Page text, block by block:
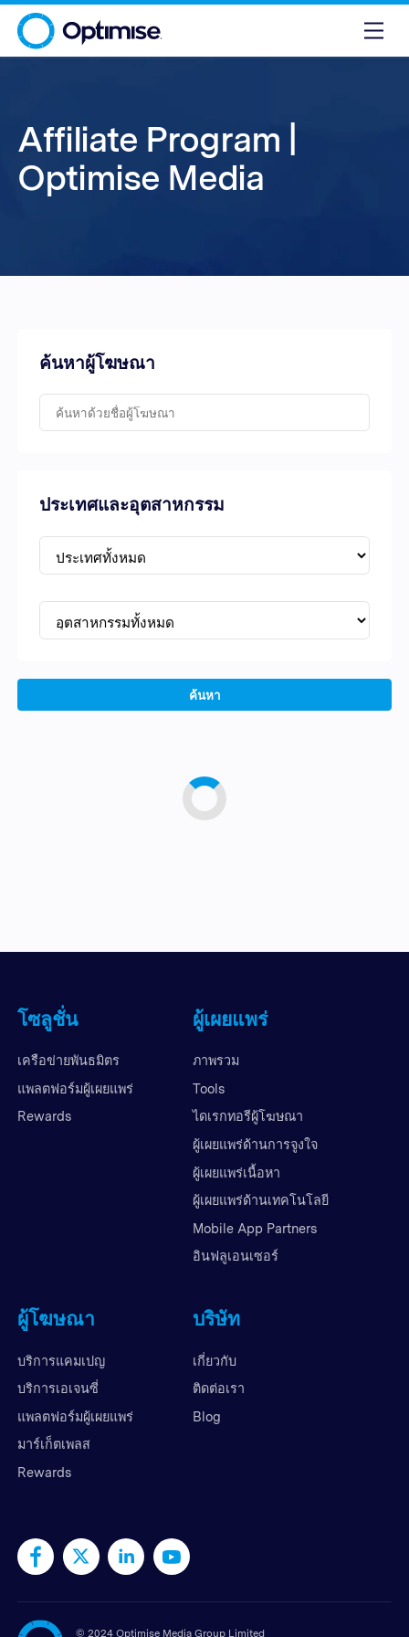
Affiliate Program |
Optimise Media
ค้นหาผู้โฆษณา
ประเทศและอุตสาหกรรม
ค้นหา
โซลูชั่น
เครือข่ายพันธมิตร
แพลตฟอร์มผู้เผยแพร่
Rewards
ผู้เผยแพร่
ภาพรวม
Tools
ไดเรกทอรีผู้โฆษณา
ผู้เผยแพร่ด้านการจูงใจ
ผู้เผยแพร่เนื้อหา
ผู้เผยแพร่ด้านเทคโนโลยี
Mobile App Partners
อินฟลูเอนเซอร์
ผู้โฆษณา
บริการแคมเปญ
บริการเอเจนซี่
แพลตฟอร์มผู้เผยแพร่
มาร์เก็ตเพลส
Rewards
บริษัท
เกี่ยวกับ
ติดต่อเรา
Blog
© 2024 Optimise Media Group Limited